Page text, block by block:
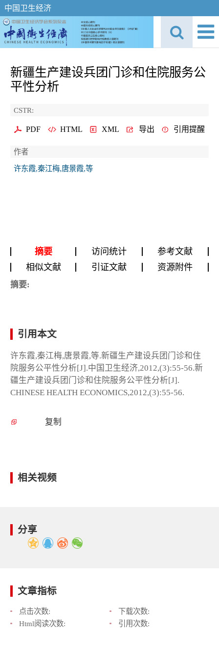
中国卫生经济
新疆生产建设兵团门诊和住院服务公
平性分析
CSTR:
PDF HTML XML 导出 引用提醒
作者
许东霞,秦江梅,唐景霞,等
摘要 访问统计
参考文献
相似文献
引证文献 资源附件
摘要:
引用本文
许东霞,秦江梅,唐景霞,等.新疆生产建设兵团门诊和住
院服务公平性分析[J].中国卫生经济,2012,(3):55-56.新
疆生产建设兵团门诊和住院服务公平性分析[J].
CHINESE HEALTH ECONOMICS,2012,(3):55-56.
复制
相关视频
分享
文章指标
点击次数:
下载次数:
Html阅读次数:
引用次数: